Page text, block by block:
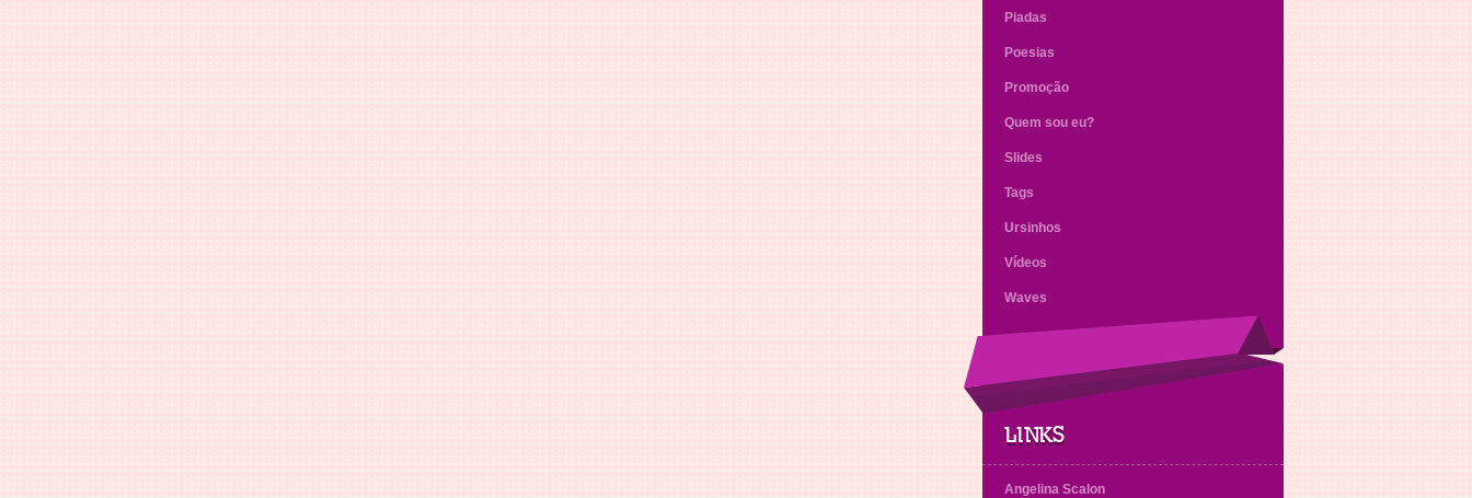
Piadas
Poesias
Promoção
Quem sou eu?
Slides
Tags
Ursinhos
Vídeos
Waves
LINKS
Angelina Scalon